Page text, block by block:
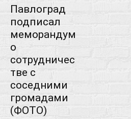
Павлоград
подписал
меморандум
о
сотрудничес
тве с
соседними
громадами
(ФОТО)